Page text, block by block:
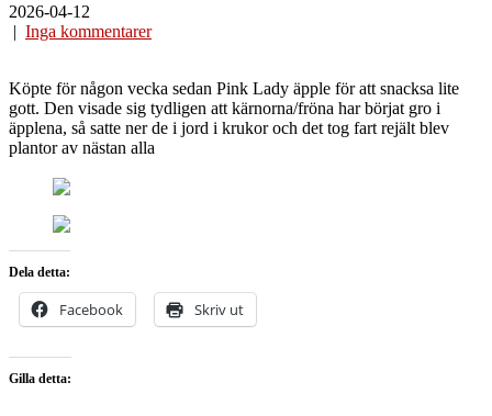
2026-04-12
| Inga kommentarer
Köpte för någon vecka sedan Pink Lady äpple för att snacksa lite
gott. Den visade sig tydligen att kärnorna/fröna har börjat gro i
äpplena, så satte ner de i jord i krukor och det tog fart rejält blev
plantor av nästan alla
Dela detta:
Facebook Skriv ut
Gilla detta: